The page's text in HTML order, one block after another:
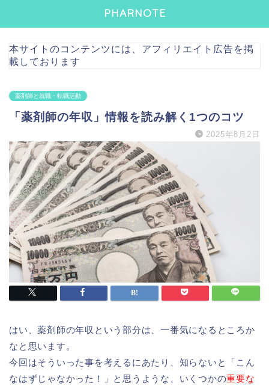
PHARNOTE
本サイトのコンテンツには、アフィリエイト広告を掲
載しております
薬剤師と就職・転職活動
「薬剤師の年収」情報を読み解く1つのコツ
2025年8月2日
はい、薬剤師の年収という部分は、一番気になるところか
なと思います。
今回はそういった事を考えるにあたり、知らないと「こん
なはずじゃなかった！」と思うような、いくつかの重要な